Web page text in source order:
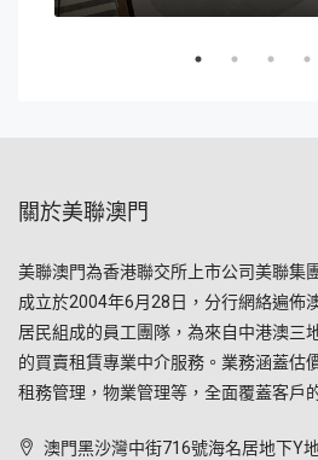
關於美聯澳門
美聯澳門為香港聯交所上市公司美聯集
成立於2004年6月28日，分行網絡遍佈
居民組成的員工團隊，為來自中港澳三
的買賣租賃專業中介服務。業務涵蓋估
租務管理，物業管理等，全面覆蓋客戶
澳門黑沙灣中街716號海名居地下Y